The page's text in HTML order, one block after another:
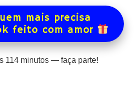
mais precisa
feito com amor
114minutos — faça parte!